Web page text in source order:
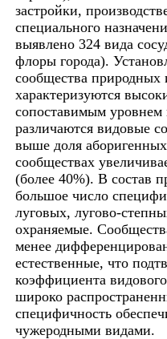
застройки,
специального
выявлено 324 вида
флоры города).
сообщества природных
характеризуются
сопоставимым уровнем
различаются видовые
выше доля
сообществах
(более 40%). В состав
большое число
луговых, лугово-
охраняемые.
менее
естественные, что
коэффициента
широко
специфичность
чужеродными видами.